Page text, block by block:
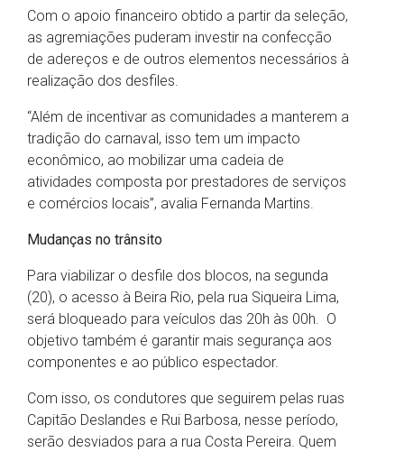
Com o apoio financeiro obtido a partir da seleção,
as agremiações puderam investir na confecção
de adereços e de outros elementos necessários à
realização dos desfiles.
“Além de incentivar as comunidades a manterem a
tradição do carnaval, isso tem um impacto
econômico, ao mobilizar uma cadeia de
atividades composta por prestadores de serviços
e comércios locais”, avalia Fernanda Martins.
Mudanças no trânsito
Para viabilizar o desfile dos blocos, na segunda
(20), o acesso à Beira Rio, pela rua Siqueira Lima,
será bloqueado para veículos das 20h às 00h. O
objetivo também é garantir mais segurança aos
componentes e ao público espectador.
Com isso, os condutores que seguirem pelas ruas
Capitão Deslandes e Rui Barbosa, nesse período,
serão desviados para a rua Costa Pereira. Quem